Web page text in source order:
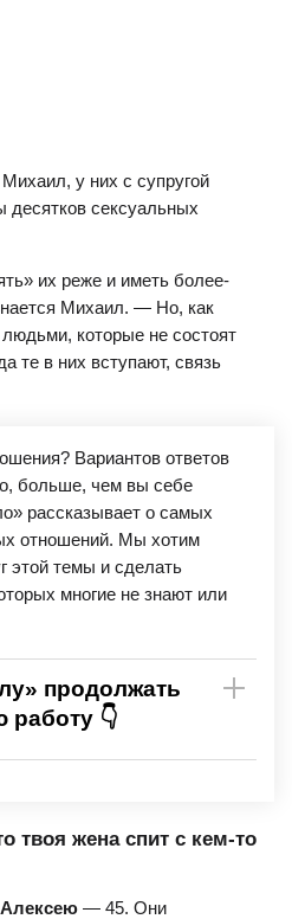
у них с супругой
сексуальных
их реже и иметь более-
Михаил. — Но, как
которые не состоят
те в них вступают, связь
Вариантов ответов
больше, чем вы себе
рассказывает о самых
отношений. Мы хотим
этой темы и сделать
многие не знают или
продолжать
работу 👇
любую сумму можно
сервис
твоя жена спит с кем-то
Алексею — 45. Они